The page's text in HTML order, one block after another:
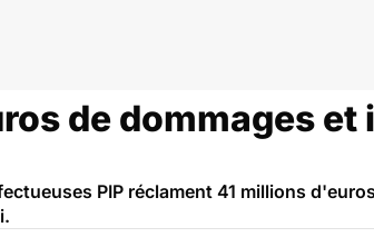
de dommages et
PIP réclament 41 millions